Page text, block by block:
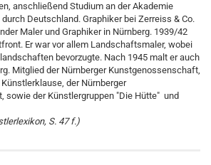
anschließend Studium an der Akademie
Deutschland. Graphiker bei Zerreiss & Co.
Maler und Graphiker in Nürnberg. 1939/42
Er war vor allem Landschaftsmaler, wobei
bevorzugte. Nach 1945 malt er auch
Mitglied der Nürnberger Kunstgenossenschaft,
der Nürnberger
sowie der Künstlergruppen "Die Hütte" und
S. 47 f.)